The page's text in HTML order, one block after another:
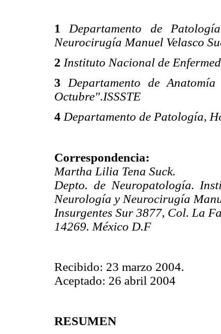
1
Departamento de
Neurocirugía Manuel Velasco
2 Instituto Nacional de
3
Departamento de
Octubre".ISSSTE
4 Departamento de Patología,
Correspondencia:
Martha Lilia Tena Suck.
Depto. de Neuropatología.
Neurología y Neurocirugía
Insurgentes Sur 3877, Col. La
14269. México D.F
Recibido: 23 marzo 2004.
Aceptado: 26 abril 2004
RESUMEN